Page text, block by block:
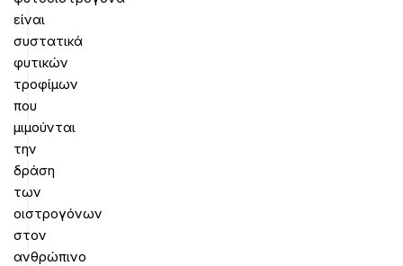
είναι
συστατικά
φυτικών
τροφίμων
που
μιμούνται
την
δράση
των
οιστρογόνων
στον
ανθρώπινο